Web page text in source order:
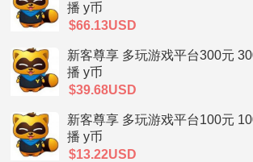
播 y币
$66.13USD
新客尊享 多玩游戏平台300元
播 y币
$39.68USD
新客尊享 多玩游戏平台100元
播 y币
$13.22USD